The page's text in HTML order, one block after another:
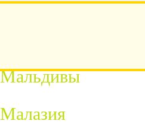
Турция
Мальдивы
Малазия